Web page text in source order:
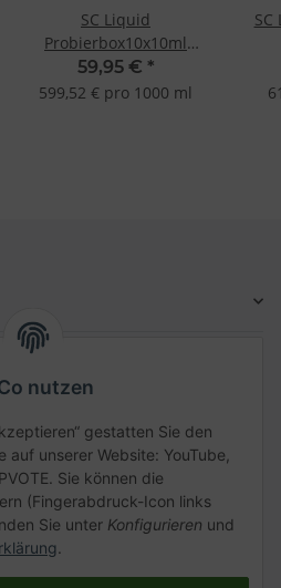
SC Liquid
Probierbox10x10ml
Tabak Frucht Gourmet E-
Liquid E-Zigarette
59,95 € *
599,52 € pro 1000 ml
nutzen
gestatten Sie den
auf unserer Website: YouTube,
Sie können die
(Fingerabdruck-Icon links
Sie unter Konfigurieren und
.